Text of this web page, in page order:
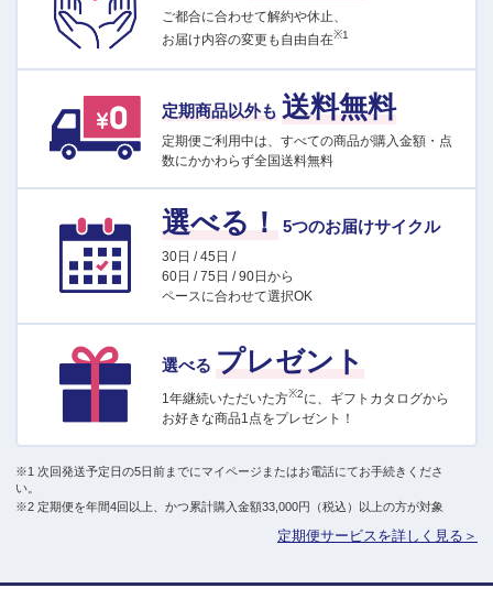
ご都合に合わせて解約や休止、
お届け内容の変更も自由自在※1
定期商品以外も 送料無料
定期便ご利用中は、すべての商品が購入金額・点
数にかかわらず全国送料無料
選べる！ 5つのお届けサイクル
30日 / 45日 /
60日 / 75日 / 90日から
ペースに合わせて選択OK
選べる プレゼント
1年継続いただいた方※2に、ギフトカタログから
お好きな商品1点をプレゼント！
※1 次回発送予定日の5日前までにマイページまたはお電話にてお手続きくださ
い。
※2 定期便を年間4回以上、かつ累計購入金額33,000円（税込）以上の方が対象
定期便サービスを詳しく見る＞